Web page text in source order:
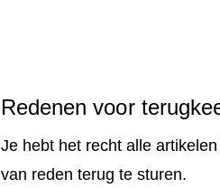
Redenen voor
Je hebt het recht alle
van reden terug te sturen.